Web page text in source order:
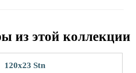
из этой коллекции
120x23 Stn